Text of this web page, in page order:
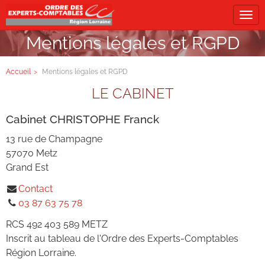
Mentions légales et RGPD
Accueil Mentions légales et RGPD
LE CABINET
Cabinet CHRISTOPHE Franck
13 rue de Champagne
57070 Metz
Grand Est
Contact
03 87 63 75 78
RCS 492 403 589 METZ
Inscrit au tableau de l'Ordre des Experts-Comptables
Région Lorraine.